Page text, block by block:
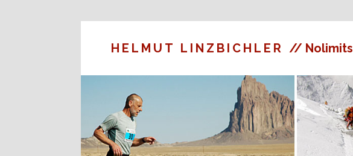
HELMUT LINZBICHLER// Nolimits